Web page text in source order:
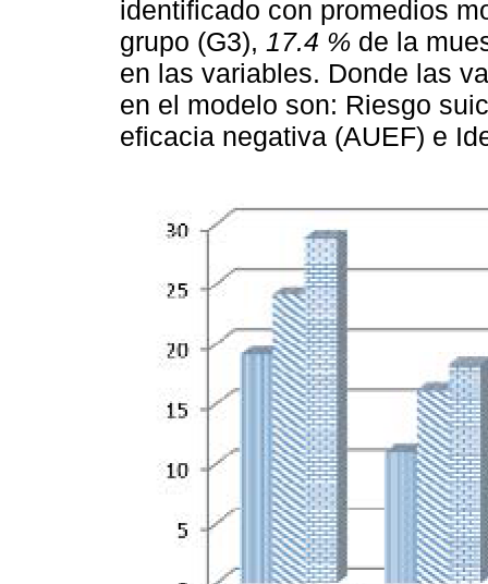
identificado con promedios
grupo (G3), 17.4 % de la
en las variables. Donde las
en el modelo son: Riesgo
eficacia negativa (AUEF) e